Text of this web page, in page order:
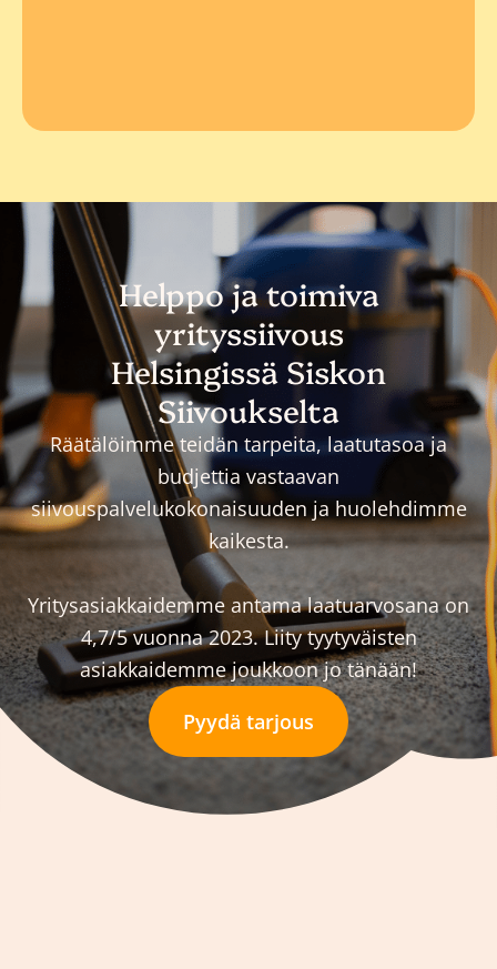
Helppo ja toimiva
yrityssiivous
Helsingissä Siskon
Siivoukselta
Räätälöimme teidän tarpeita, laatutasoa ja
budjettia vastaavan
siivouspalvelukokonaisuuden ja huolehdimme
kaikesta.
Yritysasiakkaidemme antama laatuarvosana on
4,7/5 vuonna 2023. Liity tyytyväisten
asiakkaidemme joukkoon jo tänään!
Pyydä tarjous